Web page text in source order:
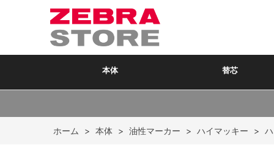
本体 替芯
ホーム > 本体 > 油性マーカー > ハイマッキー >